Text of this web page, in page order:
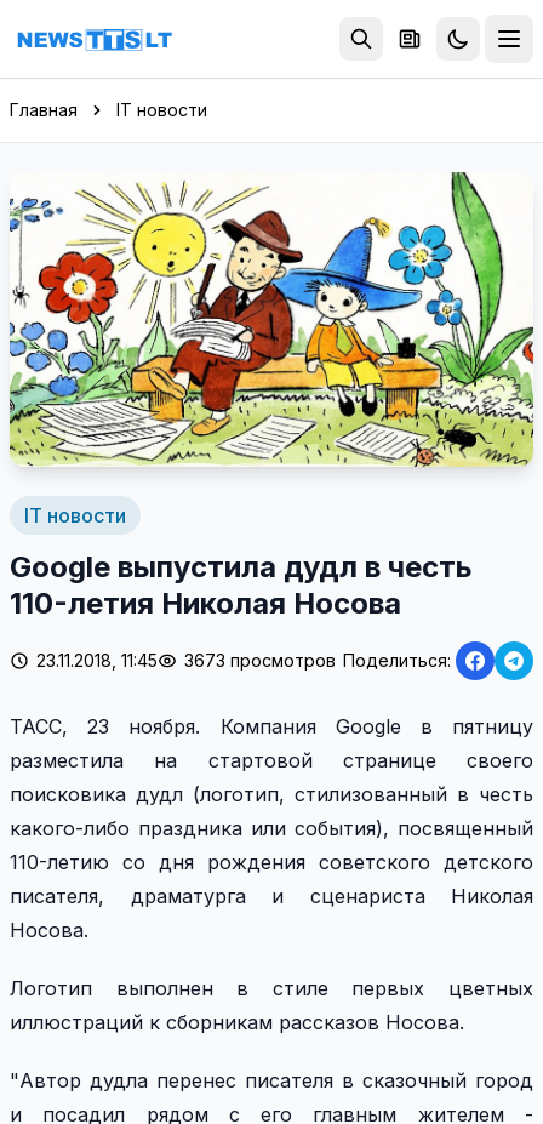
Перейти к содержимому
Главная IT новости
IT новости
Google выпустила дудл в честь
110-летия Николая Носова
23.11.2018, 11:45 3673 просмотров Поделиться:
ТАСС, 23 ноября. Компания Google в пятницу
разместила на стартовой странице своего
поисковика дудл (логотип, стилизованный в честь
какого-либо праздника или события), посвященный
110-летию со дня рождения советского детского
писателя, драматурга и сценариста Николая
Носова.
Логотип выполнен в стиле первых цветных
иллюстраций к сборникам рассказов Носова.
"Автор дудла перенес писателя в сказочный город
и посадил рядом с его главным жителем -